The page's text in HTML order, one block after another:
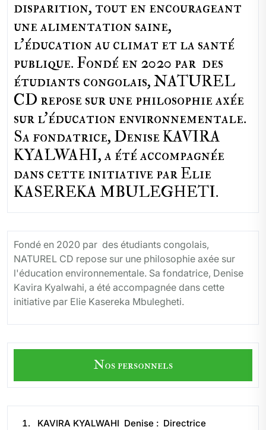
disparition, tout en encourageant
une alimentation saine,
l'éducation au climat et la santé
publique. Fondé en 2020 par des
étudiants congolais, NATUREL
CD repose sur une philosophie axée
sur l'éducation environnementale.
Sa fondatrice, Denise KAVIRA
KYALWAHI, a été accompagnée
dans cette initiative par Elie
KASEREKA MBULEGHETI.
Fondé en 2020 par des étudiants congolais,
NATUREL CD repose sur une philosophie axée sur
l'éducation environnementale. Sa fondatrice, Denise
Kavira Kyalwahi, a été accompagnée dans cette
initiative par Elie Kasereka Mbulegheti.
Nos personnels
KAVIRA KYALWAHI Denise : Directrice